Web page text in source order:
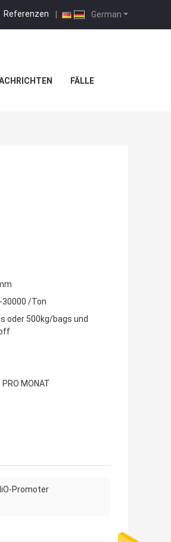
German
Referenzen |
FÄLLE
30000 /Ton
oder 500kg/bags und
MONAT
Promoter